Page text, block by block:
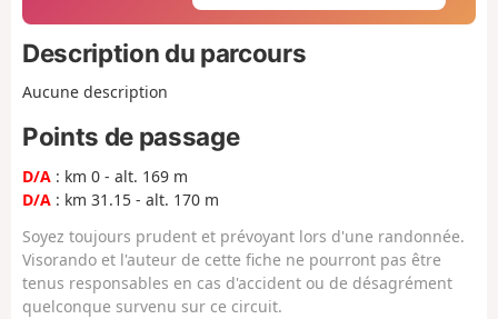
Description du parcours
Aucune description
Points de passage
D/A : km 0 - alt. 169 m
D/A : km 31.15 - alt. 170 m
Soyez toujours prudent et prévoyant lors d'une randonnée.
Visorando et l'auteur de cette fiche ne pourront pas être
tenus responsables en cas d'accident ou de désagrément
quelconque survenu sur ce circuit.